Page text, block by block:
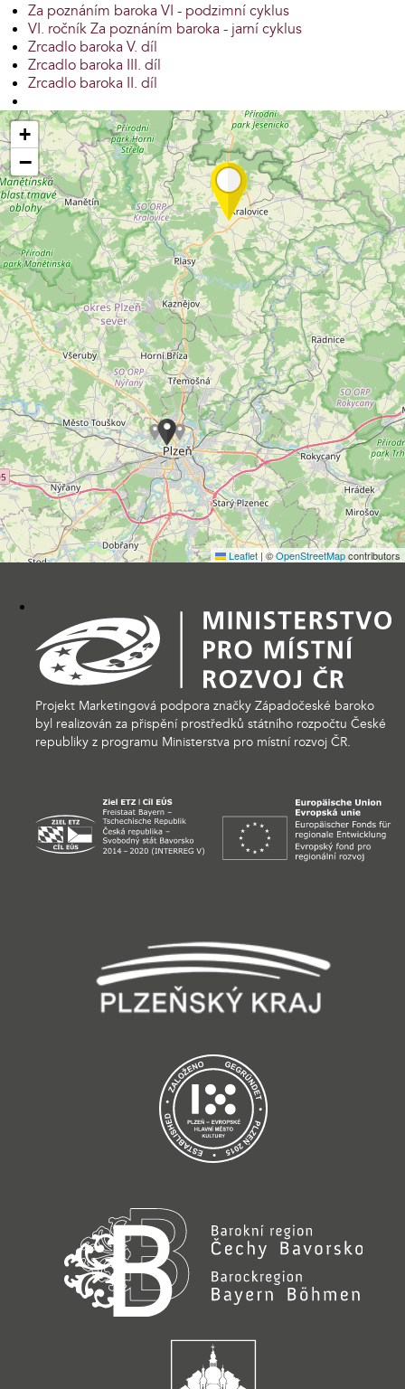
Za poznáním baroka VI - podzimní cyklus
VI. ročník Za poznáním baroka - jarní cyklus
Zrcadlo baroka V. díl
Zrcadlo baroka III. díl
Zrcadlo baroka II. díl
+
−
Leaflet |©OpenStreetMapcontributors
Projekt Marketingová podpora značky Západočeské baroko
byl realizován za přispění prostředků státního rozpočtu České
republiky z programu Ministerstva pro místní rozvoj ČR.